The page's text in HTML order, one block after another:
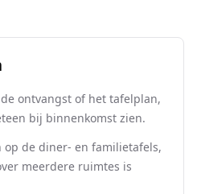
ontvangst of het tafelplan,
bij binnenkomst zien.
op de diner- en familietafels,
meerdere ruimtes is